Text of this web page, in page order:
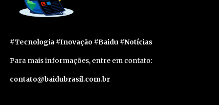
#Tecnologia #Inovação #Baidu #Notícias
Para mais informações, entre em contato:
contato@baidubrasil.com.br